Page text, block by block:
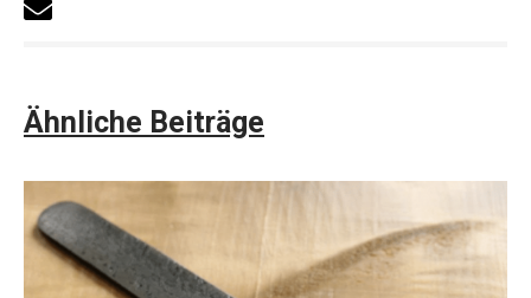
Ähnliche Beiträge